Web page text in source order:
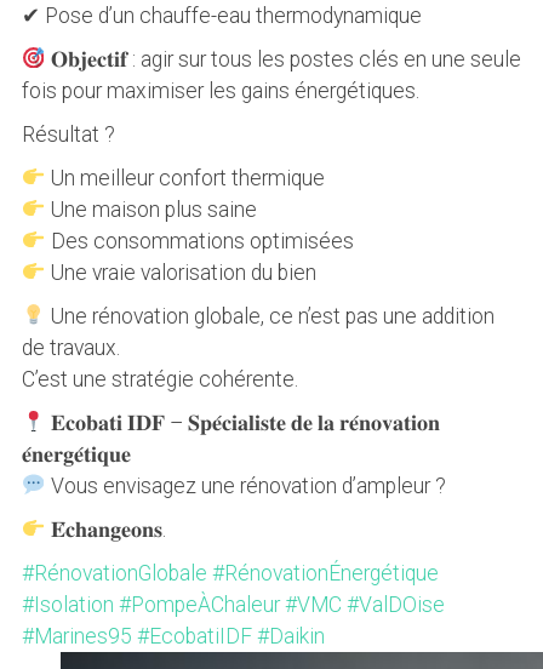
✔ Pose d’un chauffe-eau thermodynamique
𝐎𝐛𝐣𝐞𝐜𝐭𝐢𝐟 : agir sur tous les postes clés en une seule
fois pour maximiser les gains énergétiques.
Résultat ?
Un meilleur confort thermique
Une maison plus saine
Des consommations optimisées
Une vraie valorisation du bien
Une rénovation globale, ce n’est pas une addition
de travaux.
C’est une stratégie cohérente.
𝐄𝐜𝐨𝐛𝐚𝐭𝐢 𝐈𝐃𝐅 – 𝐒𝐩𝐞́𝐜𝐢𝐚𝐥𝐢𝐬𝐭𝐞 𝐝𝐞 𝐥𝐚 𝐫𝐞́𝐧𝐨𝐯𝐚𝐭𝐢𝐨𝐧
𝐞́𝐧𝐞𝐫𝐠𝐞́𝐭𝐢𝐪𝐮𝐞
Vous envisagez une rénovation d’ampleur ?
𝐄́𝐜𝐡𝐚𝐧𝐠𝐞𝐨𝐧𝐬.
#RénovationGlobale #RénovationÉnergétique
#Isolation #PompeÀChaleur #VMC #ValDOise
#Marines95 #EcobatiIDF #Daikin